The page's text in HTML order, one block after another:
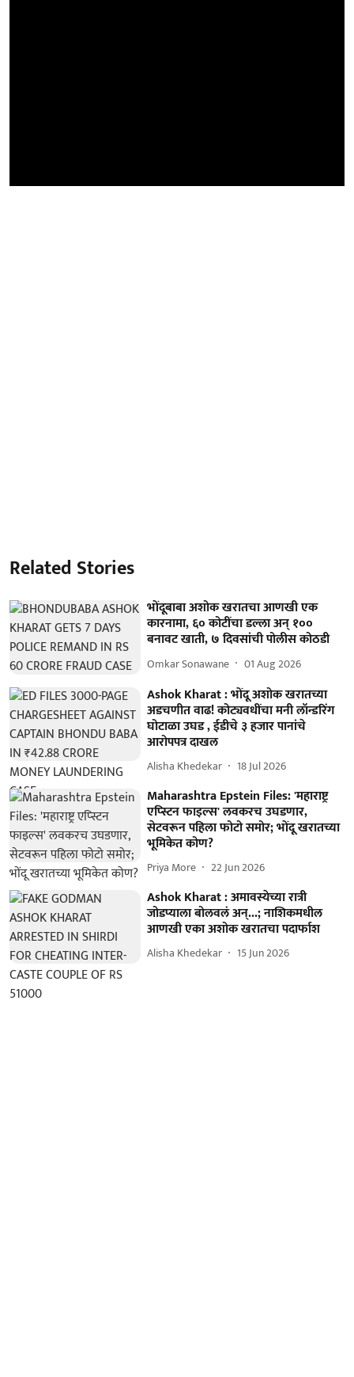
Related Stories
भोंदूबाबा अशोक खरातचा आणखी एक
कारनामा, ६० कोटींचा डल्ला अन् १००
बनावट खाती, ७ दिवसांची पोलीस कोठडी
Omkar Sonawane 01 Aug 2026
Ashok Kharat : भोंदू अशोक खरातच्या
अडचणीत वाढ! कोट्यवधींचा मनी लॉन्डरिंग
घोटाळा उघड , ईडीचे ३ हजार पानांचे
आरोपपत्र दाखल
Alisha Khedekar 18 Jul 2026
Maharashtra Epstein Files: 'महाराष्ट्र
एप्स्टिन फाइल्स' लवकरच उघडणार,
सेटवरून पहिला फोटो समोर; भोंदू खरातच्या
भूमिकेत कोण?
Priya More 22 Jun 2026
Ashok Kharat : अमावस्येच्या रात्री
जोडप्याला बोलवलं अन्...; नाशिकमधील
आणखी एका अशोक खरातचा पदार्फाश
Alisha Khedekar 15 Jun 2026